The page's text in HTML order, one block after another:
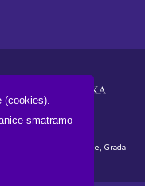
smatramo
Republike Hrvatske, Grada
Koprivnica.